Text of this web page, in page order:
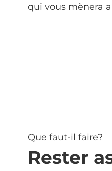
qui vous mènera
Que faut-il faire?
Rester